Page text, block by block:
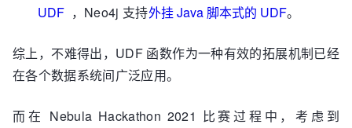
UDF ，Neo4j 支持外挂 Java 脚本式的 UDF。
综上，不难得出，UDF 函数作为一种有效的拓展机制已经
在各个数据系统间广泛应用。
而在 Nebula Hackathon 2021 比赛过程中，考虑到